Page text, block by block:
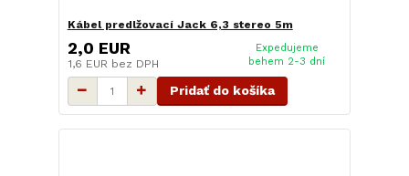
Kábel predlžovací Jack 6,3 stereo 5m
2,0 EUR
1,6 EUR bez DPH
Expedujeme
behem 2-3 dní
Pridať do košíka